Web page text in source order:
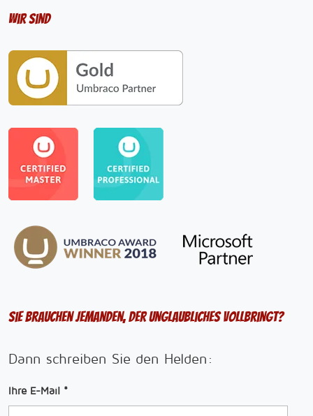
Wir sind
Sie brauchen jemanden, der Unglaubliches vollbringt?
Dann schreiben Sie den Helden:
Ihre E-Mail *